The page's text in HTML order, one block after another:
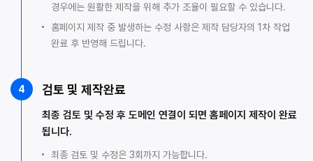
경우에는 원활한 제작을 위해 추가 조율이 필요할 수 있습니다.
홈페이지 제작 중 발생하는 수정 사항은 제작 담당자의 1차 작업
완료 후 반영해 드립니다.
4 검토 및 제작완료
최종 검토 및 수정 후 도메인 연결이 되면 홈페이지 제작이 완료
됩니다.
최종 검토 및 수정은 3회까지 가능합니다.